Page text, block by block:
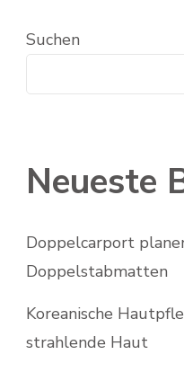
Suchen
Neueste
Doppelcarport
Doppelstabmatten
Koreanische
strahlende Haut